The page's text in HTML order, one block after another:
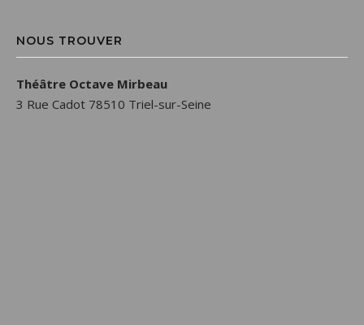
NOUS TROUVER
Théâtre Octave Mirbeau
3 Rue Cadot 78510 Triel-sur-Seine